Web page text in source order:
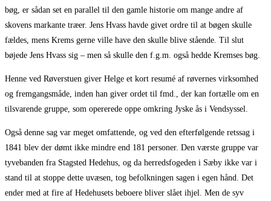
bøg, er sådan set en parallel til den gamle historie om mange andre af
skovens markante træer. Jens Hvass havde givet ordre til at bøgen skulle
fældes, mens Krems gerne ville have den skulle blive stående. Til slut
bøjede Jens Hvass sig – men så skulle den f.g.m. også hedde Kremses bøg.
Henne ved Røverstuen giver Helge et kort resumé af røvernes virksomhed
og fremgangsmåde, inden han giver ordet til fmd., der kan fortælle om en
tilsvarende gruppe, som opererede oppe omkring Jyske ås i Vendsyssel.
Også denne sag var meget omfattende, og ved den efterfølgende retssag i
1841 blev der dømt ikke mindre end 181 personer. Den værste gruppe var
tyvebanden fra Stagsted Hedehus, og da herredsfogeden i Sæby ikke var i
stand til at stoppe dette uvæsen, tog befolkningen sagen i egen hånd. Det
ender med at fire af Hedehusets beboere bliver slået ihjel. Men de syv